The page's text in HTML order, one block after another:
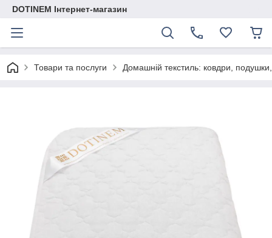
DOTINEM Інтернет-магазин
Товари та послуги Домашній текстиль: ковдри,